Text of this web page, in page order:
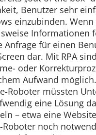
Benutzer sehr
einzubinden. Wenn
Informationen
Anfrage für einen
dar. Mit RPA
oder
Aufwand
Roboter müssten
eine Lösung
– etwa eine
Roboter noch